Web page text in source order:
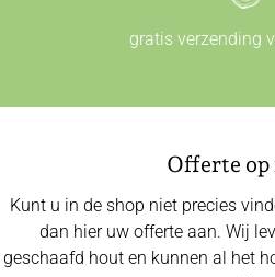
gratis verzending
Offerte op
Kunt u in de shop niet precies
dan hier uw offerte aan. Wij
geschaafd hout en kunnen al het